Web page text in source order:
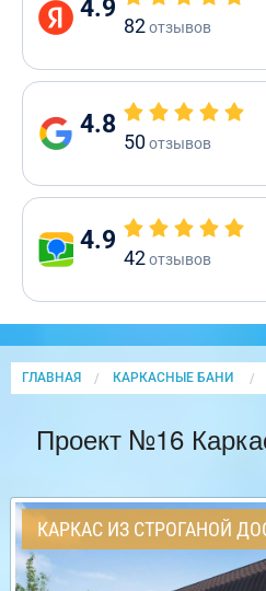
4.9
82отзывов
4.8
50отзывов
4.9
42отзывов
ГЛАВНАЯ КАРКАСНЫЕ БАНИ
Проект №16
КАРКАС ИЗ СТРОГАНОЙ